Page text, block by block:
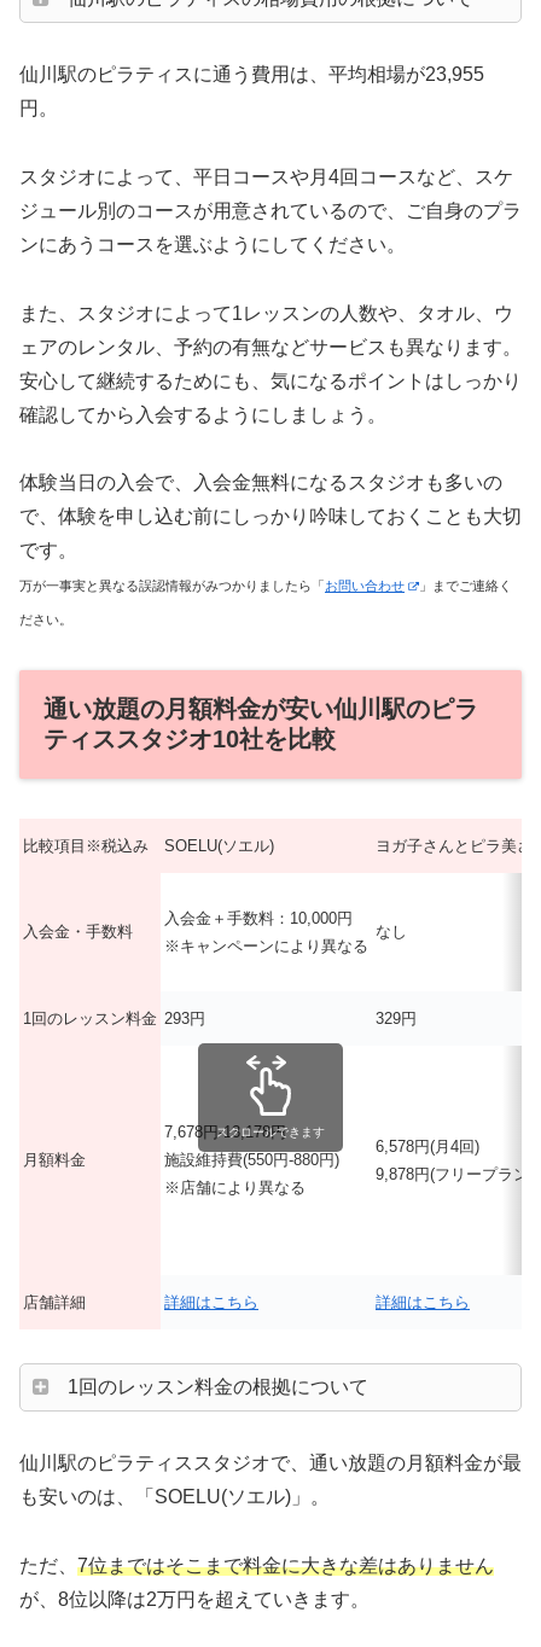
仙川駅のピラティスに通う費用は、平均相場が23,955
円。
スタジオによって、平日コースや月4回コースなど、スケ
ジュール別のコースが用意されているので、ご自身のプラ
ンにあうコースを選ぶようにしてください。
また、スタジオによって1レッスンの人数や、タオル、ウ
ェアのレンタル、予約の有無などサービスも異なります。
安心して継続するためにも、気になるポイントはしっかり
確認してから入会するようにしましょう。
体験当日の入会で、入会金無料になるスタジオも多いの
で、体験を申し込む前にしっかり吟味しておくことも大切
です。
万が一事実と異なる誤認情報がみつかりましたら「 お問い合わせ 」までご連絡く
ださい。
通い放題の月額料金が安い仙川駅のピラ
ティススタジオ10社を比較
比較項目※税込み SOELU(ソエル) ヨガ子さんとピラ美さ
入会金・手数料
入会金＋手数料：10,000円
※キャンペーンにより異なる
なし
1回のレッスン料金 293円 329円
月額料金
7,678円-13,178円
施設維持費(550円-880円)
※店舗により異なる
6,578円(月4回)
9,878円(フリープラン)
店舗詳細 詳細はこちら 詳細はこちら
スクロールできます
1回のレッスン料金の根拠について
仙川駅のピラティススタジオで、通い放題の月額料金が最
も安いのは、「SOELU(ソエル)」。
ただ、 7位まではそこまで料金に大きな差はありません
が、8位以降は2万円を超えていきます。